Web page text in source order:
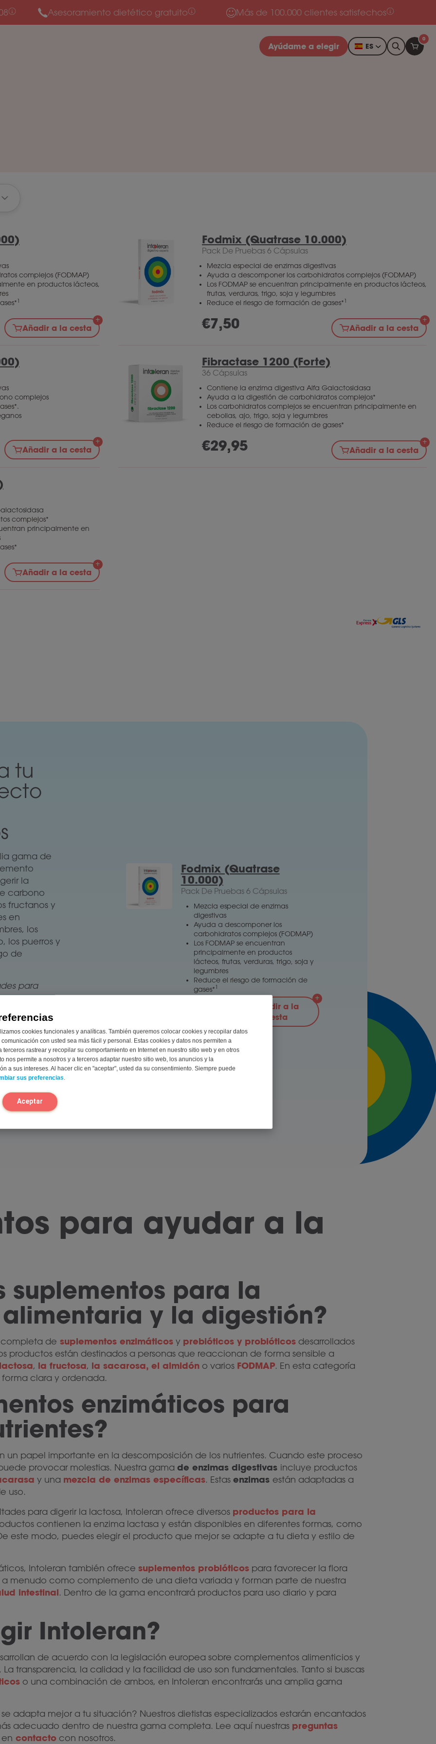
cookies funcionales y analíticas. También queremos colocar cookies y recopilar datos
con usted sea más fácil y personal. Estas cookies y datos nos permiten a
terceros rastrear y recopilar su comportamiento en Internet en nuestro sitio web y en otros
nos permite a nosotros y a terceros adaptar nuestro sitio web, los anuncios y la
a sus intereses. Al hacer clic en "aceptar", usted da su consentimiento. Siempre puede
sus preferencias.
Aceptar
Asesoramiento dietético gratuito Más de 100.000 clientes satisfechos
Ayúdame a elegir ES
0
complejos (FODMAP)
en productos lácteos,
1
Añadir a la cesta
Fodmix (Quatrase 10.000)
Pack De Pruebas 6 Cápsulas
Mezcla especial de enzimas digestivas
Ayuda a descomponer los carbohidratos complejos (FODMAP)
Los FODMAP se encuentran principalmente en productos lácteos,
frutas, verduras, trigo, soja y legumbres
Reduce el riesgo de formación de gases*1
€7,50 Añadir a la cesta
complejos
Añadir a la cesta
Fibractase 1200 (Forte)
36 Cápsulas
Contiene la enzima digestiva Alfa Galactosidasa
Ayuda a la digestión de carbohidratos complejos*
Los carbohidratos complejos se encuentran principalmente en
cebollas, ajo, trigo, soja y legumbres
Reduce el riesgo de formación de gases*
€29,95 Añadir a la cesta
complejos*
principalmente en
Añadir a la cesta
tu
gama de
la
carbono
fructanos y
en
los
los puerros y
de
para
elegir?
pregunta
con
Fodmix (Quatrase
10.000)
Pack De Pruebas 6 Cápsulas
Mezcla especial de enzimas
digestivas
Ayuda a descomponer los
carbohidratos complejos (FODMAP)
Los FODMAP se encuentran
principalmente en productos
lácteos, frutas, verduras, trigo, soja y
legumbres
Reduce el riesgo de formación de
gases*1
Añadir a la
cesta
para ayudar a la
suplementos para la
y la digestión?
completa de suplementos enzimáticos y prebióticos y probióticos desarrollados
productos están destinados a personas que reaccionan de forma sensible a
, la fructosa, la sacarosa, el almidón o varios FODMAP. En esta categoría
clara y ordenada.
enzimáticos para
un papel importante en la descomposición de los nutrientes. Cuando este proceso
provocar molestias. Nuestra gamade enzimas digestivas incluye productos
y una mezcla de enzimas específicas. Estasenzimas están adaptadas a
uso.
para digerir la lactosa, Intoleran ofrece diversos productos para la
contienen la enzima lactasa y están disponibles en diferentes formas, como
este modo, puedes elegir el producto que mejor se adapte a tu dieta y estilo de
Intoleran también ofrecesuplementos probióticos para favorecer la flora
a menudo como complemento de una dieta variada y forman parte de nuestra
intestinal. Dentro de la gama encontrará productos para uso diario y para
Intoleran?
de acuerdo con la legislación europea sobre complementos alimenticios y
transparencia, la calidad y la facilidad de uso son fundamentales. Tanto si buscas
o una combinación de ambos, en Intoleran encontrarás una amplia gama
adapta mejor a tu situación? Nuestros dietistas especializados estarán encantados
adecuado dentro de nuestra gama completa. Lee aquí nuestras preguntas
contacto con nosotros.